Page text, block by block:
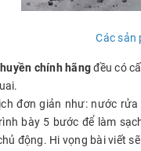
Các sản
chính hãngđều có
đơn giản như: nước
bày 5 bước để làm
động. Hi vọng bài viết